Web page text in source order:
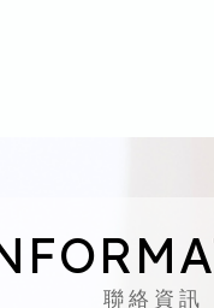
FORMA
聯絡資訊